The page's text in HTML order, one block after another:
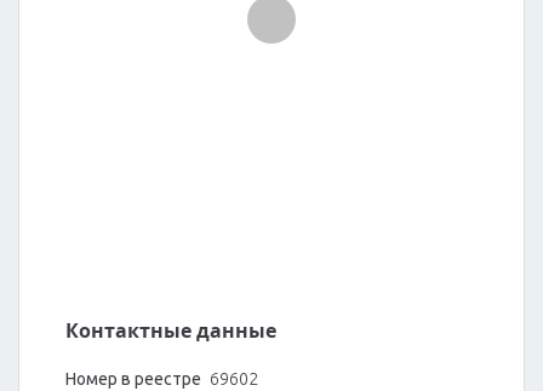
Контактные данные
Номер в реестре 69602